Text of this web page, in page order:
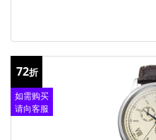
72折
如需购买
请向客服